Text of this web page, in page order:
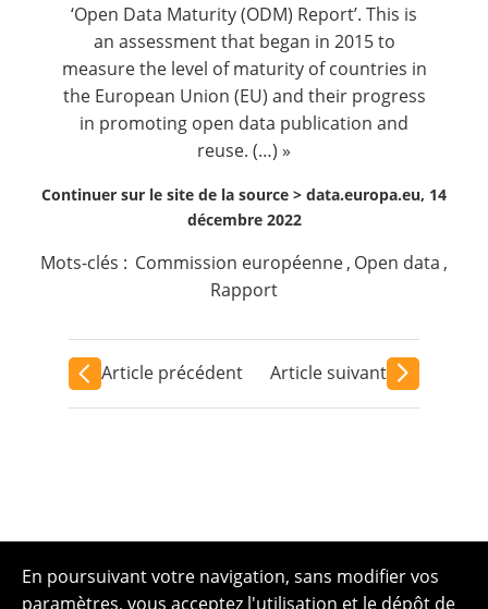
‘Open Data Maturity (ODM) Report’. This is
an assessment that began in 2015 to
measure the level of maturity of countries in
the European Union (EU) and their progress
in promoting open data publication and
reuse. (…) »
Continuer sur le site de la source > data.europa.eu, 14
décembre 2022
Mots-clés : Commission européenne, Open data ,
Rapport
Article précédent Article suivant
En poursuivant votre navigation, sans modifier vos
paramètres, vous acceptez l'utilisation et le dépôt de